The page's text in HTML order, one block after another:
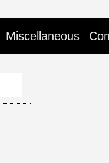
Miscellaneous